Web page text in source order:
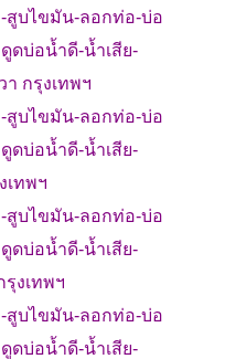
สูบไขมัน-ลอกท่อ-บ่อ
ดบ่อน้ำดี-น้ำเสีย-
า กรุงเทพฯ
สูบไขมัน-ลอกท่อ-บ่อ
ดบ่อน้ำดี-น้ำเสีย-
เทพฯ
สูบไขมัน-ลอกท่อ-บ่อ
ดบ่อน้ำดี-น้ำเสีย-
รุงเทพฯ
สูบไขมัน-ลอกท่อ-บ่อ
ดบ่อน้ำดี-น้ำเสีย-